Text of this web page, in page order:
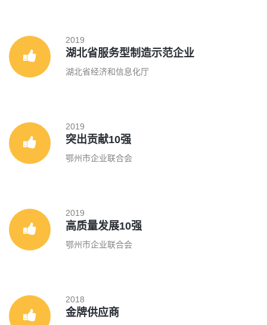
2019
湖北省服务型制造示范企业
湖北省经济和信息化厅
2019
突出贡献10强
鄂州市企业联合会
2019
高质量发展10强
鄂州市企业联合会
2018
金牌供应商